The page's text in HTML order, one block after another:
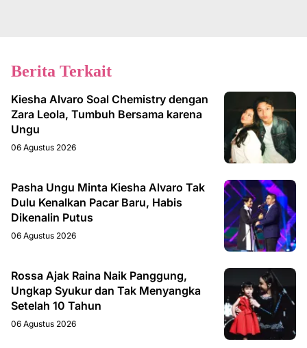
Berita Terkait
Kiesha Alvaro Soal Chemistry dengan
Zara Leola, Tumbuh Bersama karena
Ungu
06 Agustus 2026
Pasha Ungu Minta Kiesha Alvaro Tak
Dulu Kenalkan Pacar Baru, Habis
Dikenalin Putus
06 Agustus 2026
Rossa Ajak Raina Naik Panggung,
Ungkap Syukur dan Tak Menyangka
Setelah 10 Tahun
06 Agustus 2026